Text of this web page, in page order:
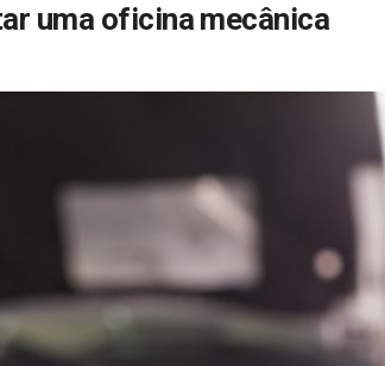
uma oficina mecânica